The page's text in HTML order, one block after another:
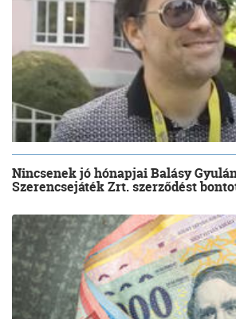
Nincsenek jó hónapjai Balásy
Szerencsejáték Zrt. szerződést